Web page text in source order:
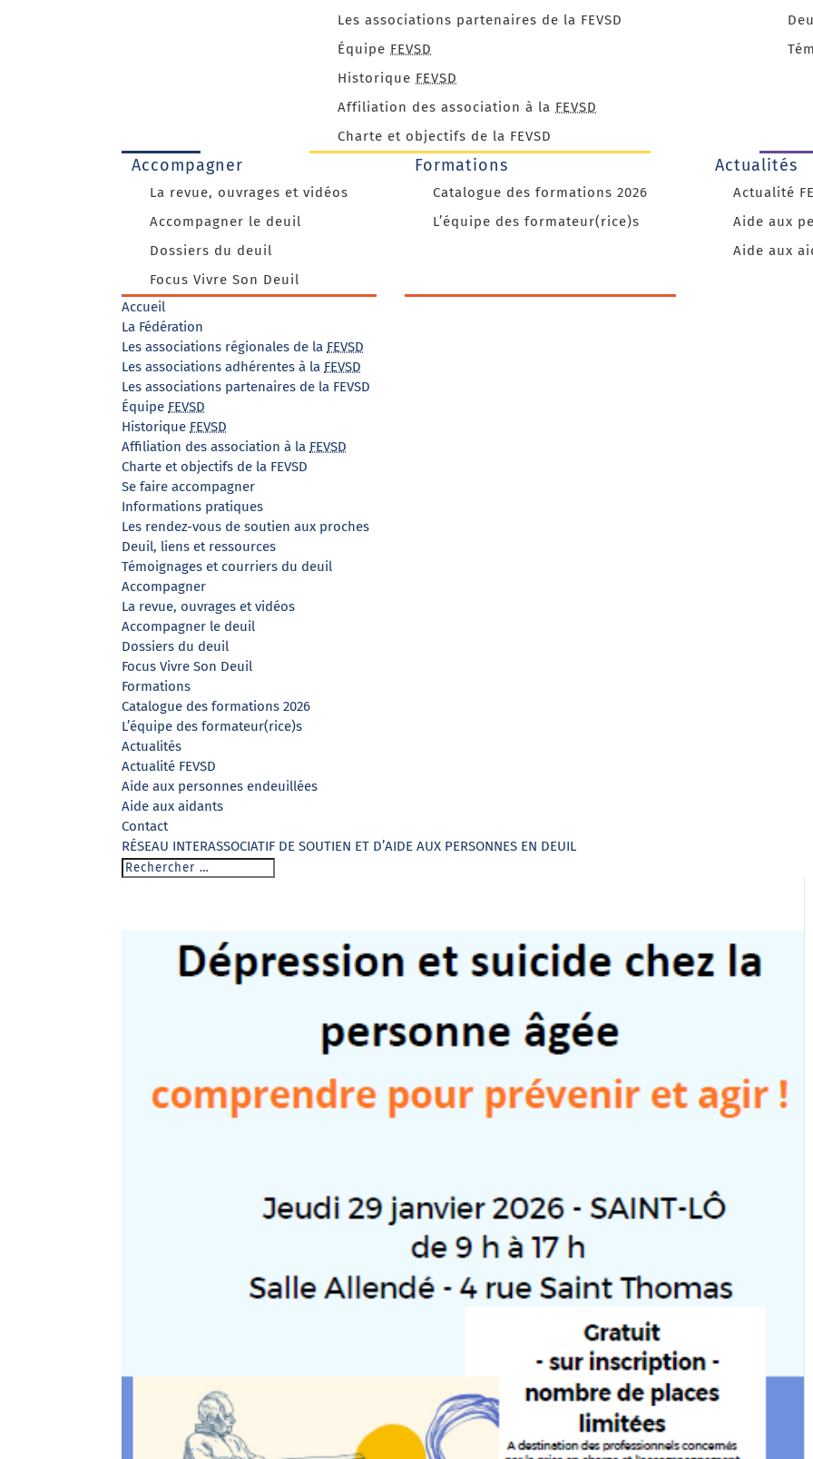
Les associations partenaires de la FEVSD
Équipe FEVSD
Historique FEVSD
Affiliation des association à la FEVSD
Charte et objectifs de la FEVSD
Accompagner
La revue, ouvrages et vidéos
Accompagner le deuil
Dossiers du deuil
Focus Vivre Son Deuil
Formations
Catalogue des formations 2026
L’équipe des formateur(rice)s
Actualités
Actualité
Aide aux
Aide aux
Accueil
La Fédération
Les associations régionales de la FEVSD
Les associations adhérentes à la FEVSD
Les associations partenaires de la FEVSD
Équipe FEVSD
Historique FEVSD
Affiliation des association à la FEVSD
Charte et objectifs de la FEVSD
Se faire accompagner
Informations pratiques
Les rendez-vous de soutien aux proches
Deuil, liens et ressources
Témoignages et courriers du deuil
Accompagner
La revue, ouvrages et vidéos
Accompagner le deuil
Dossiers du deuil
Focus Vivre Son Deuil
Formations
Catalogue des formations 2026
L’équipe des formateur(rice)s
Actualités
Actualité FEVSD
Aide aux personnes endeuillées
Aide aux aidants
Contact
RÉSEAU INTERASSOCIATIF DE SOUTIEN ET D’AIDE AUX PERSONNES EN DEUIL